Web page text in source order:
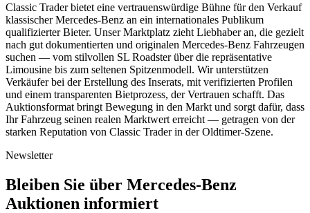
Classic Trader bietet eine vertrauenswürdige Bühne für den Verkauf
klassischer Mercedes-Benz an ein internationales Publikum
qualifizierter Bieter. Unser Marktplatz zieht Liebhaber an, die gezielt
nach gut dokumentierten und originalen Mercedes-Benz Fahrzeugen
suchen — vom stilvollen SL Roadster über die repräsentative
Limousine bis zum seltenen Spitzenmodell. Wir unterstützen
Verkäufer bei der Erstellung des Inserats, mit verifizierten Profilen
und einem transparenten Bietprozess, der Vertrauen schafft. Das
Auktionsformat bringt Bewegung in den Markt und sorgt dafür, dass
Ihr Fahrzeug seinen realen Marktwert erreicht — getragen von der
starken Reputation von Classic Trader in der Oldtimer-Szene.
Newsletter
Bleiben Sie über Mercedes-Benz
Auktionen informiert